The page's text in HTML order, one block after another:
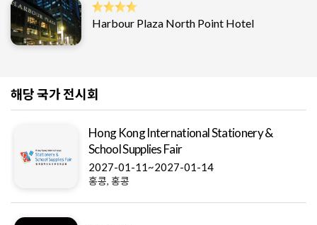
Harbour Plaza North Point Hotel
해당 국가 전시회
Hong Kong International Stationery &
School Supplies Fair
2027-01-11~2027-01-14
홍콩, 홍콩